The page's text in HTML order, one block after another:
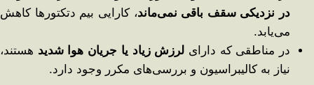
در نزدیکی سقف باقی نمی‌ماند، کارایی بیم دتکتورها کاهش
می‌یابد.
در مناطقی که دارای لرزش زیاد یا جریان هوا شدید هستند،
نیاز به کالیبراسیون و بررسی‌های مکرر وجود دارد.